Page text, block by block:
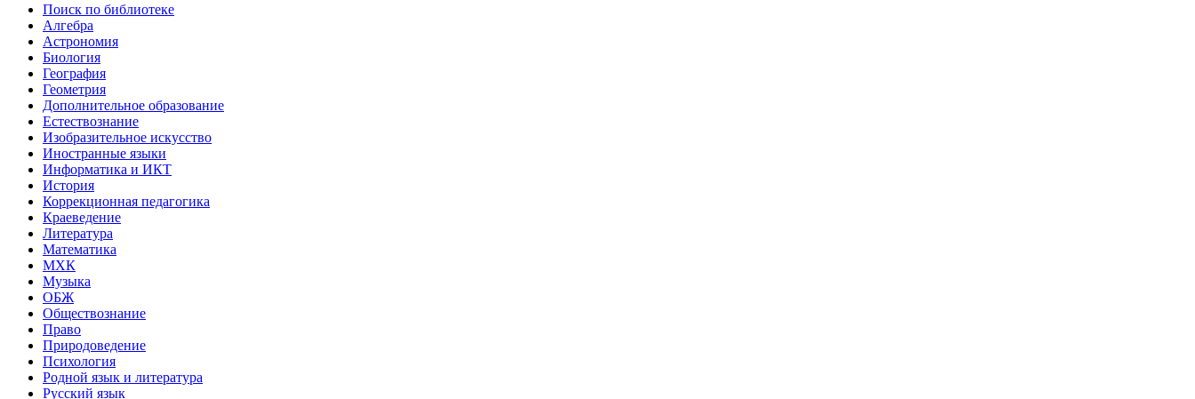
Поиск по библиотеке
Алгебра
Астрономия
Биология
География
Геометрия
Дополнительное образование
Естествознание
Изобразительное искусство
Иностранные языки
Информатика и ИКТ
История
Коррекционная педагогика
Краеведение
Литература
Математика
МХК
Музыка
ОБЖ
Обществознание
Право
Природоведение
Психология
Родной язык и литература
Русский язык